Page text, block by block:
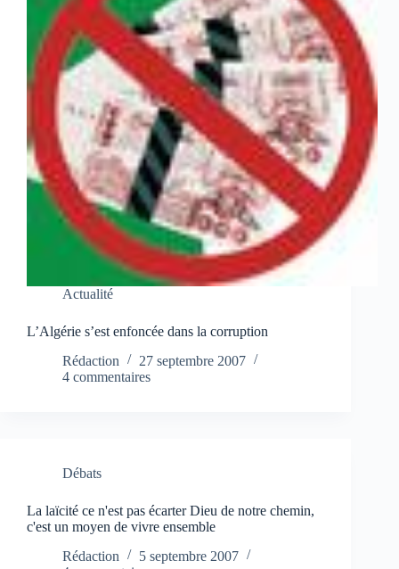
Actualité
L’Algérie s’est enfoncée dans la corruption
Rédaction
27 septembre 2007
4 commentaires
Débats
La laïcité ce n'est pas écarter Dieu de notre chemin,
c'est un moyen de vivre ensemble
Rédaction
5 septembre 2007